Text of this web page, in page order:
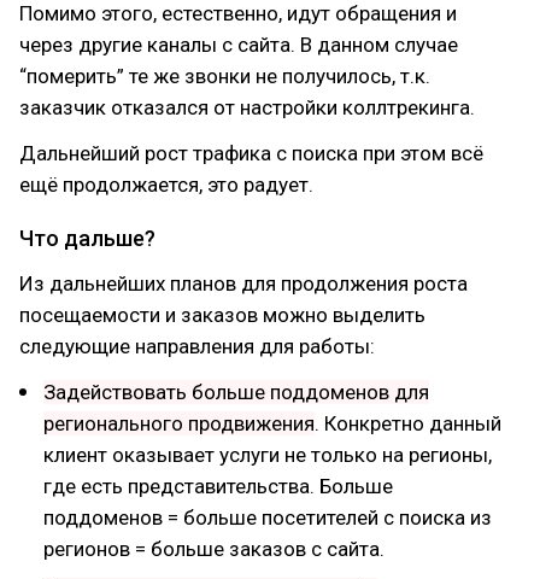
Помимо этого, естественно, идут обращения и
через другие каналы с сайта. В данном случае
“померить” те же звонки не получилось, т.к.
заказчик отказался от настройки коллтрекинга.
Дальнейший рост трафика с поиска при этом всё
ещё продолжается, это радует.
Что дальше?
Из дальнейших планов для продолжения роста
посещаемости и заказов можно выделить
следующие направления для работы:
Задействовать больше поддоменов для
регионального продвижения. Конкретно данный
клиент оказывает услуги не только на регионы,
где есть представительства. Больше
поддоменов = больше посетителей с поиска из
регионов = больше заказов с сайта.